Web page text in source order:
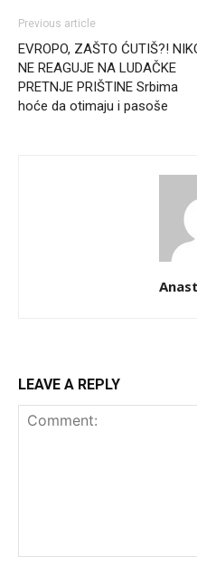
Previous article
EVROPO, ZAŠTO ĆUTIŠ?!
NE REAGUJE NA LUDAČKE
PRETNJE PRIŠTINE Srbima
hoće da otimaju i pasoše
LEAVE A REPLY